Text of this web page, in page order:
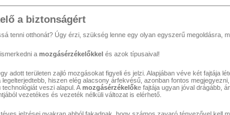
a biztonságért
tenni otthonát? Úgy érzi, szükség lenne egy olyan egyszerű megoldásra,
a mozgásérzékelőkkel és azok típusaival!
adott területen zajló mozgásokat figyeli és jelzi. Alapjában véve két fajtája
hiszen elég alacsony árfekvésű, azonban fontos
veszi alapul. A mozgásérzékelőke fajtája ugyan jóval drágább,
vezetékes és vezeték nélküli változat is elérhető.